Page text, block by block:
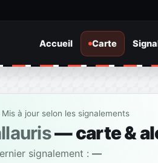
Accueil Carte
à jour selon les signalements
— carte &
signalement : —